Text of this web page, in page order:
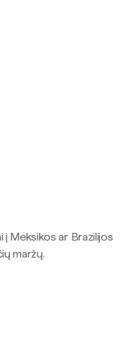
į Meksikos ar Brazilijos
maržų.